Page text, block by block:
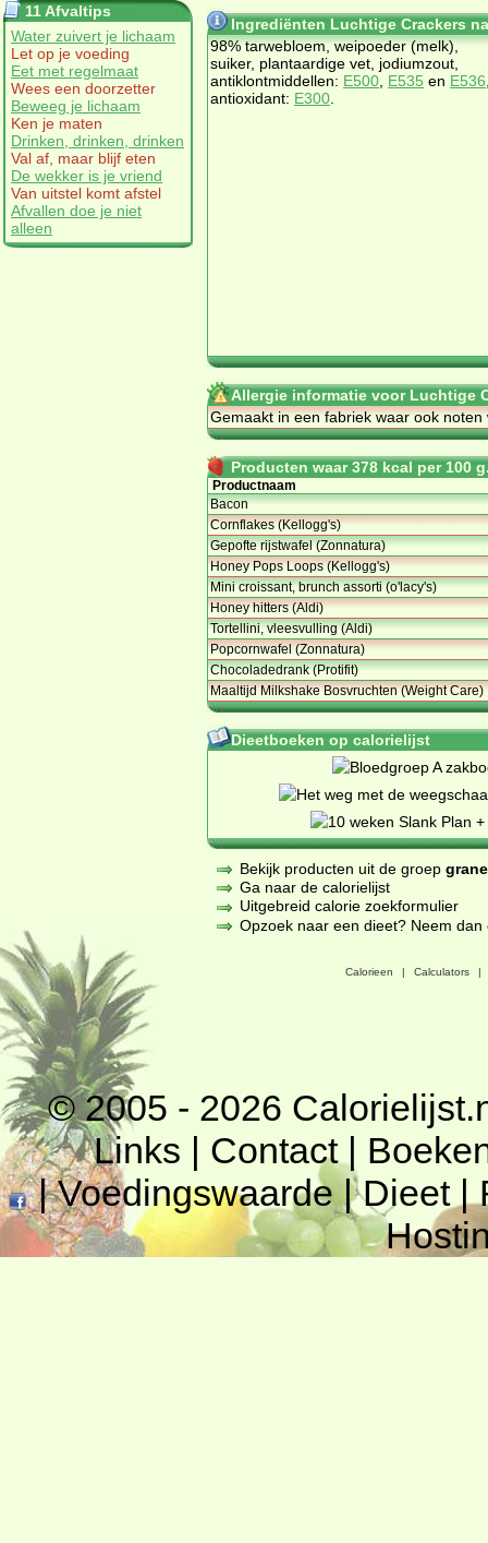
11 Afvaltips
Water zuivert je lichaam
Let op je voeding
Eet met regelmaat
Wees een doorzetter
Beweeg je lichaam
Ken je maten
Drinken, drinken, drinken
Val af, maar blijf eten
De wekker is je vriend
Van uitstel komt afstel
Afvallen doe je niet
alleen
Ingrediënten Luchtige Crackers
98% tarwebloem, weipoeder (melk),
suiker, plantaardige vet, jodiumzout,
antiklontmiddellen: E500 E535 en E536
antioxidant: E300
Allergie informatie voor Luchtige
Gemaakt in een fabriek waar ook
Producten waar 378 kcal per 100
Productnaam
Bacon
Cornflakes (Kellogg's)
Gepofte rijstwafel (Zonnatura)
Honey Pops Loops (Kellogg's)
Mini croissant, brunch assorti (o'lacy's)
Honey hitters (Aldi)
Tortellini, vleesvulling (Aldi)
Popcornwafel (Zonnatura)
Chocoladedrank (Protifit)
Maaltijd Milkshake Bosvruchten (Weight Care)
Dieetboeken op calorielijst
Bekijk producten uit de groep
Ga naar de calorielijst
Uitgebreid calorie zoekformulier
Opzoek naar een dieet? Neem
Calorieen | Calculators |
© 2005 - 2026
Links | Contact|
|Voedingswaarde|Dieet|